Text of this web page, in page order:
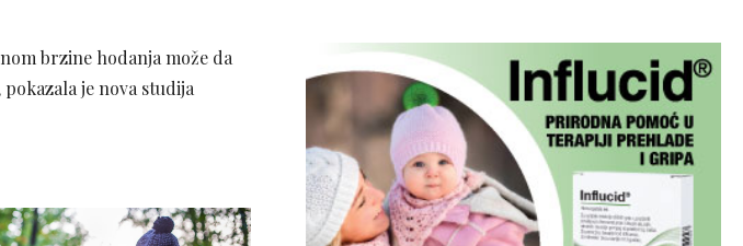
brzine hodanja može da
je nova studija